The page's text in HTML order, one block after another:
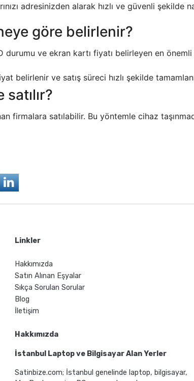
adresinizden alarak hızlı ve güvenli şekilde
göre belirlenir?
durumu ve ekran kartı fiyatı belirleyen en
belirlenir ve satış süreci hızlı şekilde
firmalara satılabilir. Bu yöntemle cihaz
Linkler
Hakkımızda
Satın Alınan Eşyalar
Sıkça Sorulan Sorular
Blog
İletişim
Hakkımızda
İstanbul Laptop ve Bilgisayar Alan Yerler
Satinbize.com; İstanbul genelinde laptop, bilgisayar,